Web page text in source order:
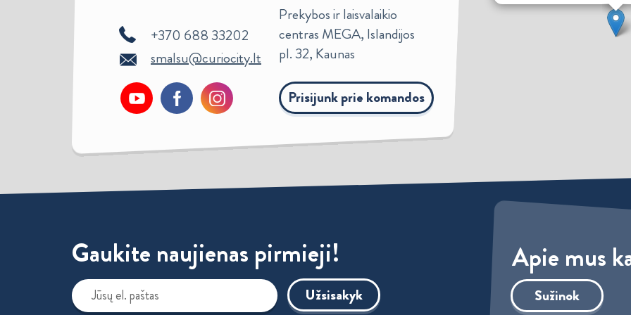
+370 688 33202
smalsu@curiocity.lt
Prekybos ir laisvalaikio
centras MEGA, Islandijos
pl. 32, Kaunas
Prisijunk prie komandos
Gaukite naujienas pirmieji!
Užsisakyk
Apie mus
Sužinok